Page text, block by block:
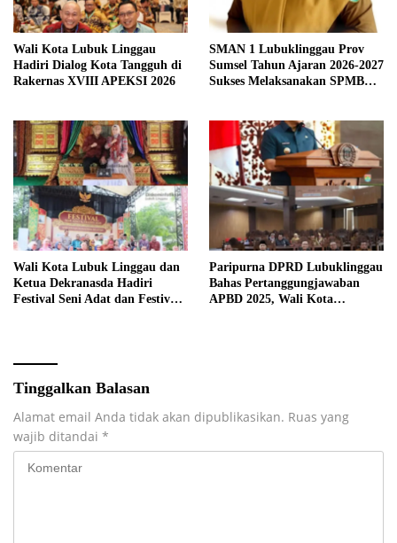
Wali Kota Lubuk Linggau
Hadiri Dialog Kota Tangguh di
Rakernas XVIII APEKSI 2026
SMAN 1 Lubuklinggau Prov
Sumsel Tahun Ajaran 2026-2027
Sukses Melaksanakan SPMB
Wali Kota Lubuk Linggau dan
Ketua Dekranasda Hadiri
Festival Seni Adat dan Festival
Paripurna DPRD Lubuklinggau
Bahas Pertanggungjawaban
APBD 2025, Wali Kota
Tinggalkan Balasan
Alamat email Anda tidak akan dipublikasikan. Ruas yang
wajib ditandai *